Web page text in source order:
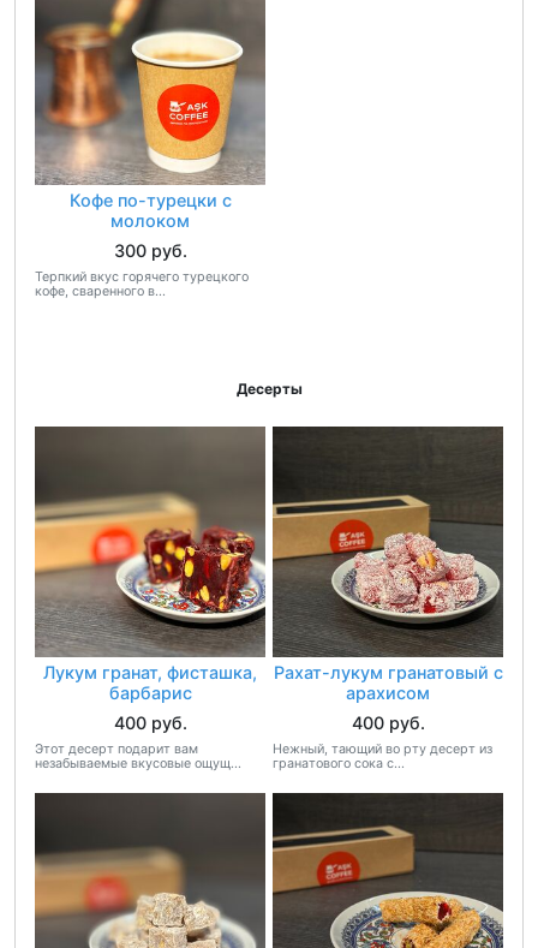
Кофе по-турецки с
молоком
300 руб.
Терпкий вкус горячего турецкого
кофе, сваренного в...
Десерты
Лукум гранат, фисташка,
барбарис
400 руб.
Этот десерт подарит вам
незабываемые вкусовые ощущ...
Рахат-лукум гранатовый с
арахисом
400 руб.
Нежный, тающий во рту десерт из
гранатового сока с...